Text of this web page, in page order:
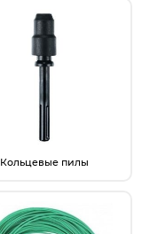
Кольцевые пилы